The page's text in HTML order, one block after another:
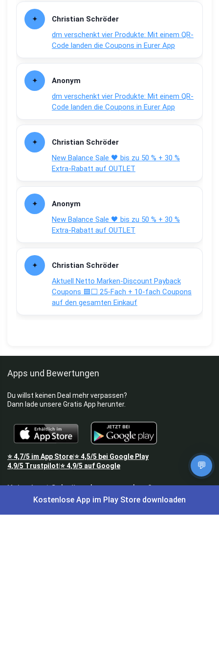
Christian Schröder
dm verschenkt vier Produkte: Mit einem QR-
Code landen die Coupons in Eurer App
Anonym
dm verschenkt vier Produkte: Mit einem QR-
Code landen die Coupons in Eurer App
Christian Schröder
New Balance Sale 🖤 bis zu 50 % + 30 %
Extra-Rabatt auf OUTLET
Anonym
New Balance Sale 🖤 bis zu 50 % + 30 %
Extra-Rabatt auf OUTLET
Christian Schröder
Aktuell Netto Marken-Discount Payback
Coupons 🟦⬜ 25-Fach + 10-fach Coupons
auf den gesamten Einkauf
Apps und Bewertungen
Du willst keinen Deal mehr verpassen?
Dann lade unsere Gratis App herunter.
⭐4,7/5 im App Store⭐4,5/5 bei Google Play
4,9/5 Trustpilot ⭐4,9/5 auf Google
Keine Lust Schnäppchen zu suchen?
💬
Kostenlose App im Play Store downloaden